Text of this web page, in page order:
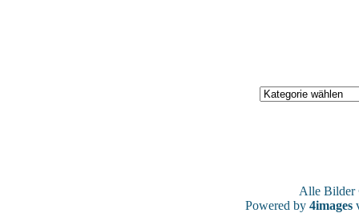
Alle
Powered by 4images